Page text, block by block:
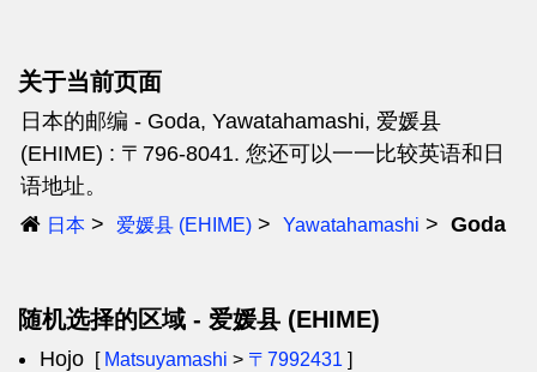
关于当前页面
日本的邮编 - Goda, Yawatahamashi, 爱媛县
(EHIME) : 〒796-8041. 您还可以一一比较英语和日
语地址。
日本 爱媛县 (EHIME) Yawatahamashi Goda
随机选择的区域 - 爱媛县 (EHIME)
Hojo [ Matsuyamashi > 〒7992431 ]